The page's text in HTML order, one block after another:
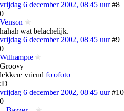
vrijdag 6 december 2002, 08:45 uur #8
0
Venson
hahah wat belachelijk.
vrijdag 6 december 2002, 08:45 uur #9
0
Williampie
Groovy
lekkere vriend fotofoto
:D
vrijdag 6 december 2002, 08:45 uur #10
0